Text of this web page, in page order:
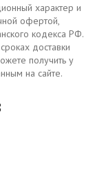
характер и
офертой,
кодекса РФ.
доставки
получить у
на сайте.